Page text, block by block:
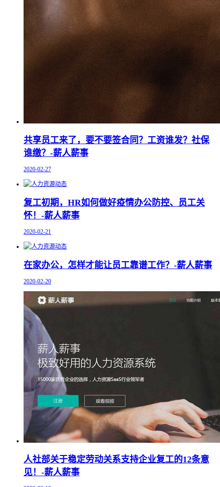
共享员工来了，要不要签合同？工资谁发？社保
谁缴？-薪人薪事
2020-02-27
复工初期，HR如何做好疫情办公防控、员工关
怀！-薪人薪事
2020-02-21
在家办公，怎样才能让员工靠谱工作？-薪人薪事
2020-02-20
人社部关于稳定劳动关系支持企业复工的12条意
见！-薪人薪事